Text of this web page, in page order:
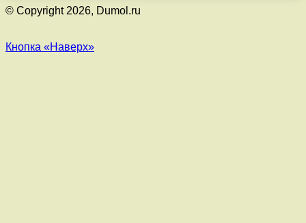
© Copyright 2026, Dumol.ru
Кнопка «Наверх»